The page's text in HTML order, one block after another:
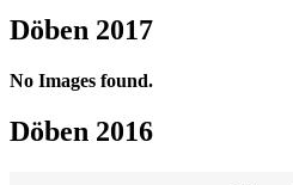
Döben 2017
No Images found.
Döben 2016